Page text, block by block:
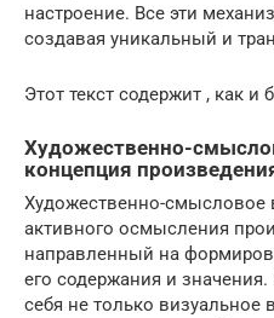
настроение. Все эти
создавая уникальный и
Этот текст содержит , как
Художественно-
концепция
Художественно-смысловое
активного осмысления
направленный на
его содержания и
себя не только